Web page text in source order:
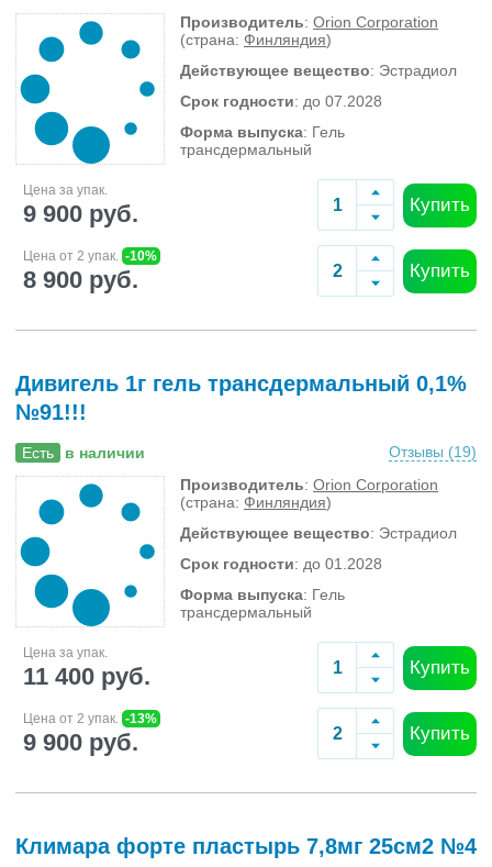
Производитель: Orion Corporation
(страна: Финляндия)
Действующее вещество: Эстрадиол
Срок годности: до 07.2028
Форма выпуска: Гель
трансдермальный
Цена за упак.
9 900 руб. Купить
Цена от 2 упак. -10%
8 900 руб. Купить
Дивигель 1г гель трансдермальный 0,1%
№91!!!
Есть в наличии Отзывы (19)
Производитель: Orion Corporation
(страна: Финляндия)
Действующее вещество: Эстрадиол
Срок годности: до 01.2028
Форма выпуска: Гель
трансдермальный
Цена за упак.
11 400 руб. Купить
Цена от 2 упак. -13%
9 900 руб. Купить
Климара форте пластырь 7,8мг 25см2 №4